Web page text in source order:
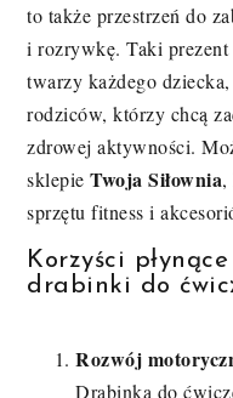
to także przestrzeń do
i rozrywkę. Taki prezent
twarzy każdego
rodziców, którzy chcą
zdrowej aktywności.
sklepieTwoja Siłownia,
sprzętu fitness i
Korzyści
drabinki do
Rozwój
Drabinka do